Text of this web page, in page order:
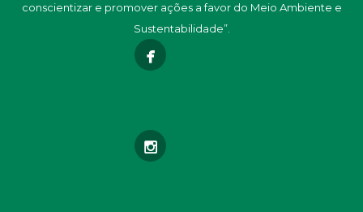
conscientizar e promover ações a favor do Meio Ambiente e
Sustentabilidade”.